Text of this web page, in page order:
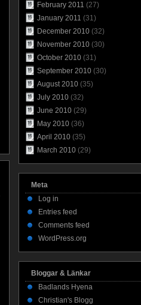
February 2011 (27)
January 2011 (31)
December 2010(32)
November 2010(30)
October 2010(31)
September 2010(30)
August 2010(35)
July 2010(32)
June 2010(29)
May 2010(36)
April 2010(35)
March 2010(29)
Meta
Log in
Entries feed
Comments feed
WordPress.org
Bloggar & Länkar
Badlands Hyena
Christian's Blogg